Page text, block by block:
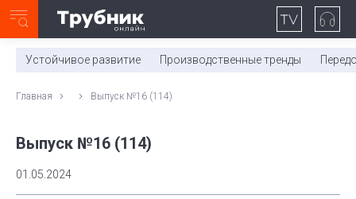
0:00/ 11:03
Устойчивое развитие Производственные тренды
Главная Выпуск №16 (114)
Выпуск №16 (114)
01.05.2024